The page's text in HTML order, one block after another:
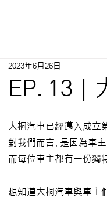
EP. 13 |
2023年6月26日
大桐汽車已經邁入成立
對我們而言，是因為車
而每位車主都有一份獨
想知道大桐汽車與車主